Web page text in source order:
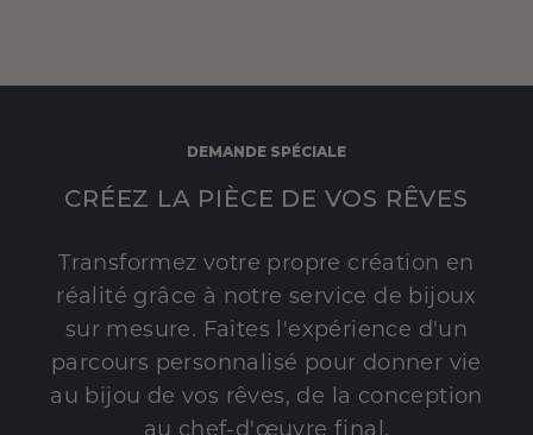
DEMANDE SPÉCIALE
CRÉEZ LA PIÈCE DE VOS RÊVES
Transformez votre propre création en
réalité grâce à notre service de bijoux
sur mesure. Faites l'expérience d'un
parcours personnalisé pour donner vie
au bijou de vos rêves, de la conception
au chef-d'œuvre final.